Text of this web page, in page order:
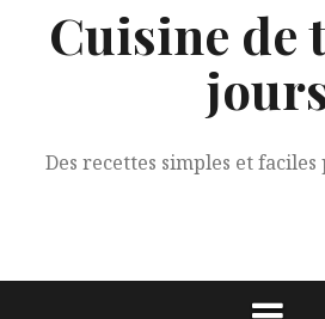
Cuisine de
Des recettes simples et